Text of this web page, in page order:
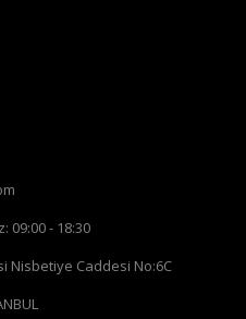
09:00 - 18:30
Nisbetiye Caddesi No:6C